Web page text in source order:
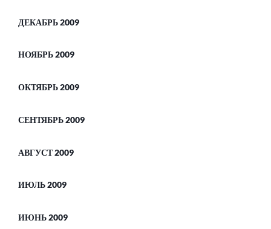
ДЕКАБРЬ 2009
НОЯБРЬ 2009
ОКТЯБРЬ 2009
СЕНТЯБРЬ 2009
АВГУСТ 2009
ИЮЛЬ 2009
ИЮНЬ 2009